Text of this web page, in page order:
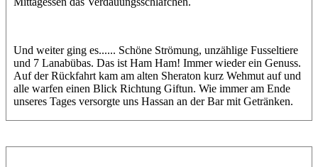
Und weiter ging es...... Schöne Strömung, unzählige Fusseltiere
und 7 Lanabübas. Das ist Ham Ham! Immer wieder ein Genuss.
Auf der Rückfahrt kam am alten Sheraton kurz Wehmut auf und
alle warfen einen Blick Richtung Giftun. Wie immer am Ende
unseres Tages versorgte uns Hassan an der Bar mit Getränken.